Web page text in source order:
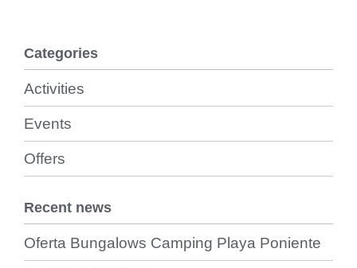
Categories
Activities
Events
Offers
Recent news
Oferta Bungalows Camping Playa Poniente